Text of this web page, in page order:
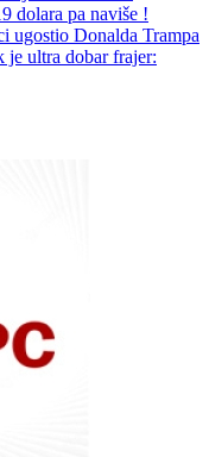
dolara pa naviše !
Donalda Trampa
je ultra dobar frajer: